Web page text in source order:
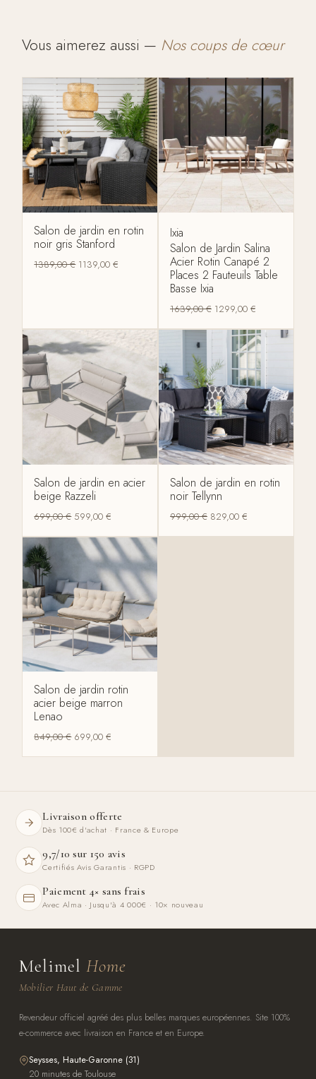
Vous aimerez aussi — Nos coups de cœur
Salon de jardin en rotin
noir gris Stanford
1389,00€ 1139,00€
Ixia
Salon de Jardin Salina
Acier Rotin Canapé 2
Places 2 Fauteuils Table
Basse Ixia
1639,00€ 1299,00 €
Salon de jardin en acier
beige Razzeli
699,00€ 599,00€
Salon de jardin en rotin
noir Tellynn
999,00€ 829,00 €
Salon de jardin rotin
acier beige marron
Lenao
849,00€ 699,00€
Livraison offerte
Dès 100€ d'achat · France & Europe
9,7/10 sur 150 avis
Certifiés Avis Garantis · RGPD
Paiement 4× sans frais
Avec Alma · Jusqu'à 4 000€ · 10× nouveau
Melimel Home
Mobilier Haut de Gamme
Revendeur officiel agréé des plus belles marques européennes. Site 100%
e-commerce avec livraison en France et en Europe.
Seysses, Haute-Garonne (31)
20 minutes de Toulouse